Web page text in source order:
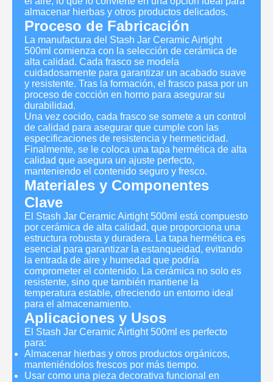
almacenar hierbas y otros productos delicados.
Proceso de Fabricación
La manufactura del Stash Jar Ceramic Airtight
500ml comienza con la selección de cerámica de
alta calidad. Cada frasco se modela
cuidadosamente para garantizar un acabado suave
y resistente. Tras la formación, el frasco pasa por un
proceso de cocción en horno para asegurar su
durabilidad.
Una vez cocido, cada frasco se somete a un control
de calidad para asegurar que cumple con las
especificaciones de resistencia y hermeticidad.
Finalmente, se le coloca una tapa hermética de alta
calidad que asegura un ajuste perfecto,
manteniendo el contenido seguro y fresco.
Materiales y Componentes
Clave
El Stash Jar Ceramic Airtight 500ml está compuesto
por cerámica de alta calidad, que proporciona una
estructura robusta y duradera. La tapa hermética es
esencial para garantizar la estanqueidad, evitando
la entrada de aire y humedad que podría
comprometer el contenido. La cerámica no solo es
resistente, sino que también mantiene la
temperatura estable, ofreciendo un entorno ideal
para el almacenamiento.
Aplicaciones y Usos
El Stash Jar Ceramic Airtight 500ml es perfecto
para:
Almacenar hierbas y otros productos orgánicos,
manteniéndolos frescos por más tiempo.
Usar como una pieza decorativa funcional en